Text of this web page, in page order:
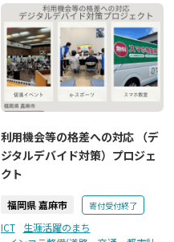
利用機会等の格差への対応 （デ
ジタルデバイド対策）プロジェ
クト
福岡県 嘉麻市 寄付受付終了
ICT
生涯活躍のまち